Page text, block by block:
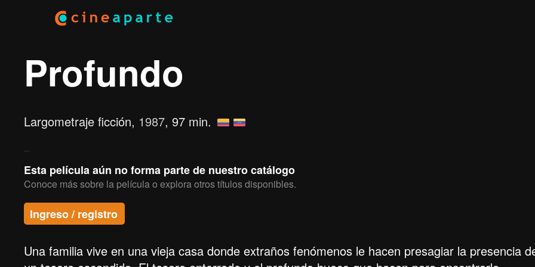
Profundo
Largometraje ficción, 1987, 97 min.
Esta película aún no forma parte de nuestro catálogo
Conoce más sobre la película o explora otros títulos disponibles.
Ingreso / registro
Una familia vive en una vieja casa donde extraños fenómenos le hacen presagiar la presencia